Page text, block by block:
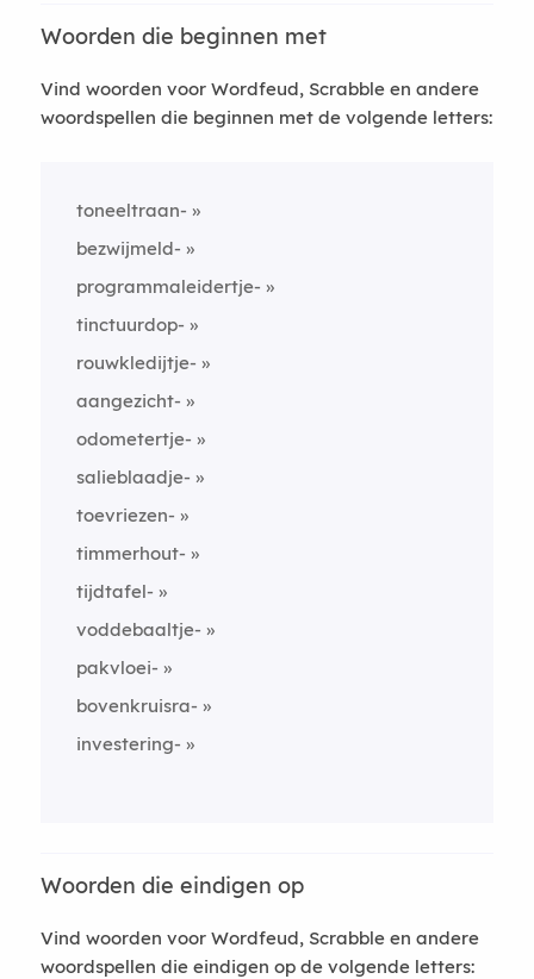
Woorden die beginnen met
Vind woorden voor Wordfeud, Scrabble en andere
woordspellen die beginnen met de volgende letters:
toneeltraan-
bezwijmeld-
programmaleidertje-
tinctuurdop-
rouwkledijtje-
aangezicht-
odometertje-
salieblaadje-
toevriezen-
timmerhout-
tijdtafel-
voddebaaltje-
pakvloei-
bovenkruisra-
investering-
Woorden die eindigen op
Vind woorden voor Wordfeud, Scrabble en andere
woordspellen die eindigen op de volgende letters: